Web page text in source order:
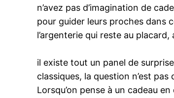
n’avez pas d’imagination de
pour guider leurs proches dans
l’argenterie qui reste au
il existe tout un panel de
classiques, la question n’est
Lorsqu’on pense à un cadeau